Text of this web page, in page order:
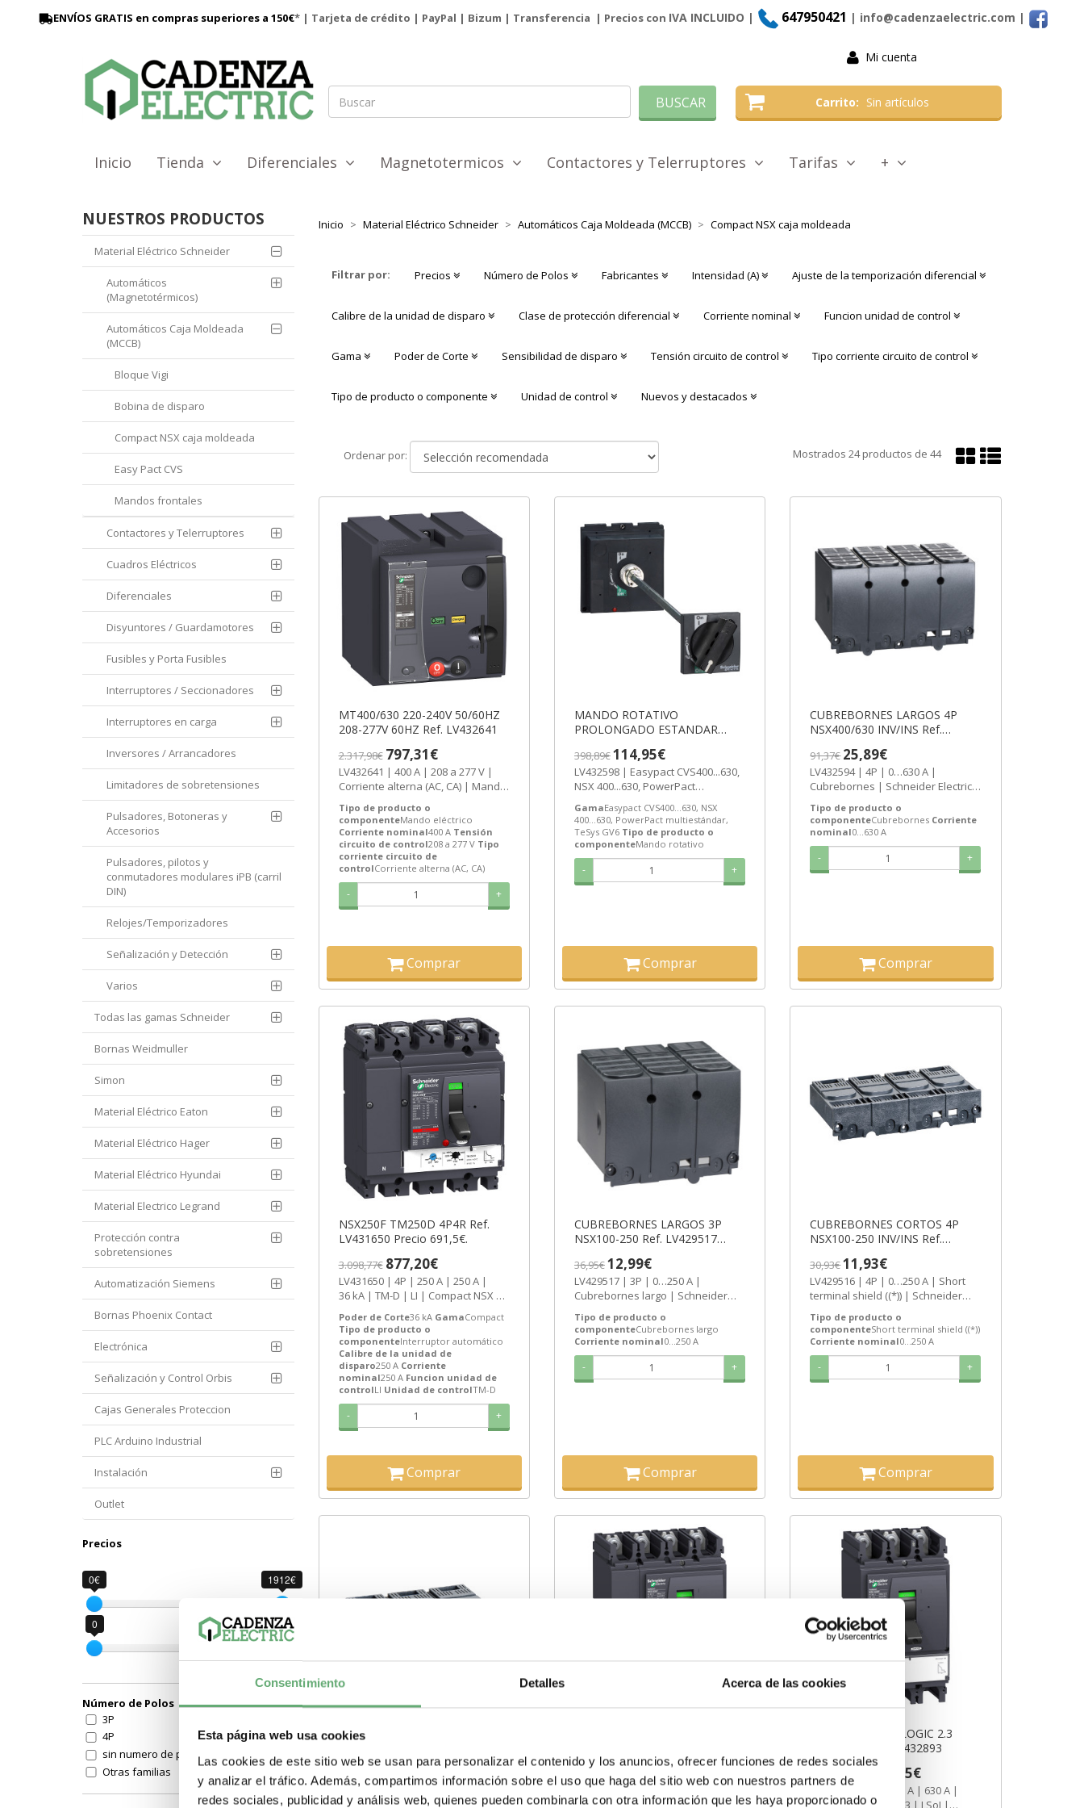
Consentimiento Detalles Acerca de las cookies
Esta página web usa cookies
Las cookies de este sitio web se usan para personalizar el contenido y los anuncios, ofrecer funciones de redes sociales
y analizar el tráfico. Además, compartimos información sobre el uso que haga del sitio web con nuestros partners de
redes sociales, publicidad y análisis web, quienes pueden combinarla con otra información que les haya proporcionado o
ENVÍOS GRATIS en compras superiores a 150€* | Tarjeta de crédito | PayPal | Bizum | Transferencia | Precios con IVA INCLUIDO | 647950421 | info@cadenzaelectric.com |
Mi cuenta
Carrito Sin artículos
BUSCAR
Inicio Tienda Diferenciales Magnetotermicos Contactores y Telerruptores Tarifas +
Inicio Material Eléctrico Schneider Automáticos Caja Moldeada (MCCB) Compact NSX caja moldeada
Filtrar por: Precios Número de Polos Fabricantes Intensidad (A) Ajuste de la temporización diferencial
Calibre de la unidad de disparo Clase de protección diferencial Corriente nominal Funcion unidad de control
Gama Poder de Corte Sensibilidad de disparo Tensión circuito de control Tipo corriente circuito de control
Tipo de producto o componente Unidad de control Nuevos y destacados
Ordenar por:
Ordenar
por
Mostrar
en
Mostrar
en
Mostrados 24productos de 44
MT400/630 220-240V 50/60HZ
208-277V 60HZ Ref. LV432641
2.317,98€ 797,31€
LV432641 | 400 A | 208 a 277 V |
Corriente alterna (AC, CA) | Mando
Tipo de producto o
componenteMando eléctrico
Corriente nominal400 A Tensión
circuito de control208 a 277 V Tipo
corriente circuito de
controlCorriente alterna (AC, CA)
- +
Comprar
MANDO ROTATIVO
PROLONGADO ESTANDAR
85,6€.
398,89€114,95€
LV432598 | Easypact CVS400...630,
NSX 400...630, PowerPact
rotativo...
GamaEasypact CVS400...630, NSX
400...630, PowerPact multiestándar,
TeSys GV6 Tipo de producto o
componenteMando rotativo
- +
Comprar
CUBREBORNES LARGOS 4P
NSX400/630 INV/INS Ref.
91,37€25,89€
LV432594 | 4P | 0…630 A |
Cubrebornes | Schneider Electric
4P...
Tipo de producto o
componenteCubrebornes Corriente
nominal0…630 A
- +
Comprar
NSX250F TM250D 4P4R Ref.
LV431650 Precio 691,5€.
3.098,77€ 877,20€
LV431650 | 4P | 250 A | 250 A |
36 kA | TM-D | LI | Compact NSX |
Poder de Corte36 kA GamaCompact
Tipo de producto o
componenteInterruptor automático
Calibre de la unidad de
disparo250 A Corriente
nominal250 A Funcion unidad de
controlLI Unidad de controlTM-D
- +
Comprar
CUBREBORNES LARGOS 3P
NSX100-250 Ref. LV429517
36,95€12,99€
LV429517 | 3P | 0…250 A |
Cubrebornes largo | Schneider
LARGOS 3P...
Tipo de producto o
componenteCubrebornes largo
Corriente nominal0…250 A
- +
Comprar
CUBREBORNES CORTOS 4P
NSX100-250 INV/INS Ref.
30,93€11,93€
LV429516 | 4P | 0…250 A | Short
terminal shield ((*)) | Schneider
Tipo de producto o
componenteShort terminal shield ((*))
Corriente nominal0…250 A
- +
Comprar
CUBREBORNES CORTOS 3P
Precio 5,561€.
24,72€
LV429515 | 3P | 0…250 A | Short
terminal shield ((*)) | Schneider
4.878,74€ 1.911,63€
LV432894 | 4P | 630 A | 630 A |
50 kA | Micrologic 2.3 | LSoI |
NSX630N MICROLOGIC 2.3
630A 3P3R ref. LV432893
3.757,60€ 1.496,15€
LV432893 | 3P | 630 A | 630 A |
50 kA | Micrologic 2.3 | LSoI |
NUESTROS PRODUCTOS
Material Eléctrico Schneider
Automáticos
(Magnetotérmicos)
Automáticos Caja Moldeada
(MCCB)
Bloque Vigi
Bobina de disparo
Compact NSX caja moldeada
Easy Pact CVS
Mandos frontales
Contactores y Telerruptores
Cuadros Eléctricos
Diferenciales
Disyuntores / Guardamotores
Fusibles y Porta Fusibles
Interruptores / Seccionadores
Interruptores en carga
Inversores / Arrancadores
Limitadores de sobretensiones
Pulsadores, Botoneras y
Accesorios
Pulsadores, pilotos y
conmutadores modulares iPB (carril
DIN)
Relojes/Temporizadores
Señalización y Detección
Varios
Todas las gamas Schneider
Bornas Weidmuller
Simon
Material Eléctrico Eaton
Material Eléctrico Hager
Material Eléctrico Hyundai
Material Electrico Legrand
Protección contra
sobretensiones
Automatización Siemens
Bornas Phoenix Contact
Electrónica
Señalización y Control Orbis
Cajas Generales Proteccion
PLC Arduino Industrial
Instalación
Outlet
Precios
0€ 1912€
0 1912
Número de Polos
3P
4P
sin numero de polos
Otras familias